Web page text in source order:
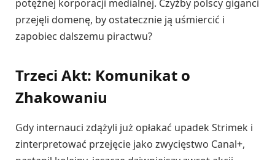
potężnej korporacji medialnej. Czyżby polscy giganci
przejęli domenę, by ostatecznie ją uśmiercić i
zapobiec dalszemu piractwu?
Trzeci Akt: Komunikat o
Zhakowaniu
Gdy internauci zdążyli już opłakać upadek Strimek i
zinterpretować przejęcie jako zwycięstwo Canal+,